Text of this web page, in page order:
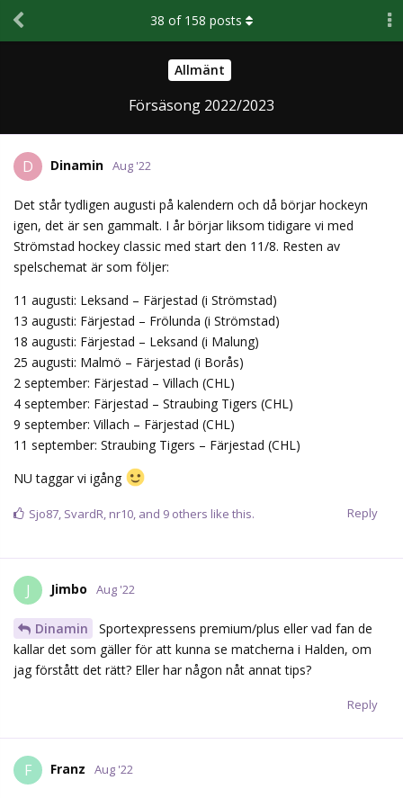
Allmänt
Försäsong 2022/2023
38 of 158 posts
D Dinamin Aug '22
Det står tydligen augusti på kalendern och då börjar hockeyn
igen, det är sen gammalt. I år börjar liksom tidigare vi med
Strömstad hockey classic med start den 11/8. Resten av
spelschemat är som följer:
11 augusti: Leksand – Färjestad (i Strömstad)
13 augusti: Färjestad – Frölunda (i Strömstad)
18 augusti: Färjestad – Leksand (i Malung)
25 augusti: Malmö – Färjestad (i Borås)
2 september: Färjestad – Villach (CHL)
4 september: Färjestad – Straubing Tigers (CHL)
9 september: Villach – Färjestad (CHL)
11 september: Straubing Tigers – Färjestad (CHL)
NU taggar vi igång
Reply
Sjo87, SvardR, nr10, and 9 others like this.
J Jimbo Aug '22
Dinamin
Sportexpressens premium/plus eller vad fan de
kallar det som gäller för att kunna se matcherna i Halden, om
jag förstått det rätt? Eller har någon nåt annat tips?
Reply
F Franz Aug '22